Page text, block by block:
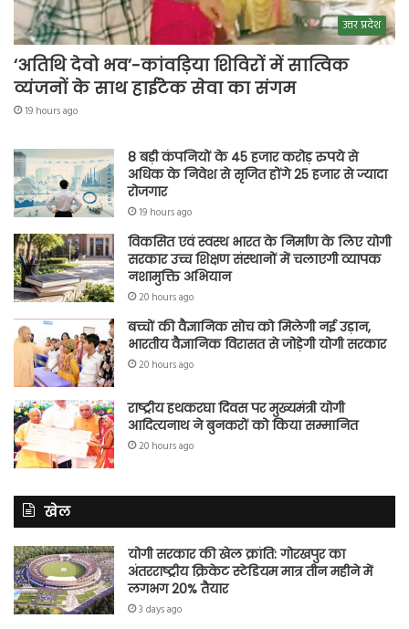
उत्तर प्रदेश
‘अतिथि देवो भव’-कांवड़िया शिविरों में सात्विक
व्यंजनों के साथ हाईटेक सेवा का संगम
19 hours ago
8 बड़ी कंपनियों के 45 हजार करोड़ रुपये से
अधिक के निवेश से सृजित होंगे 25 हजार से ज्यादा
रोजगार
19 hours ago
विकसित एवं स्वस्थ भारत के निर्माण के लिए योगी
सरकार उच्च शिक्षण संस्थानों में चलाएगी व्यापक
नशामुक्ति अभियान
20 hours ago
बच्चों की वैज्ञानिक सोच को मिलेगी नई उड़ान,
भारतीय वैज्ञानिक विरासत से जोड़ेगी योगी सरकार
20 hours ago
राष्ट्रीय हथकरघा दिवस पर मुख्यमंत्री योगी
आदित्यनाथ ने बुनकरों को किया सम्मानित
20 hours ago
खेल
योगी सरकार की खेल क्रांति: गोरखपुर का
अंतरराष्ट्रीय क्रिकेट स्टेडियम मात्र तीन महीने में
लगभग 20% तैयार
3 days ago